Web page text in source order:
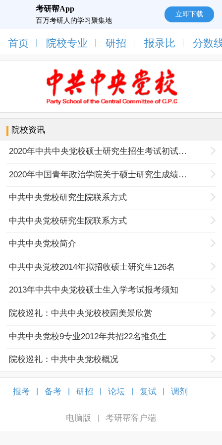
考研帮App
百万考研人的学习聚集地
立即下载
首页 院校专业 研招 报录比 分数
院校资讯
2020年中共中央党校硕士研究生招生考试初试成绩复查结果
2020年中国青年政治学院关于硕士研究生成绩查询及复试等事项的公告
中共中央党校研究生院联系方式
中共中央党校研究生院联系方式
中共中央党校简介
中共中央党校2014年拟招收硕士研究生126名
2013年中共中央党校硕士生入学考试报考须知
院校巡礼：中共中央党校校园美景欣赏
中共中央党校9专业2012年共招22名推免生
院校巡礼：中共中央党校概况
报考 备考 研招 论坛 复试 调剂
电脑版 考研帮客户端